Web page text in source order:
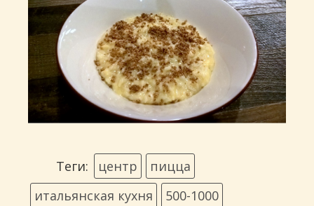
Теги: центр
пицца
итальянская кухня
500-1000